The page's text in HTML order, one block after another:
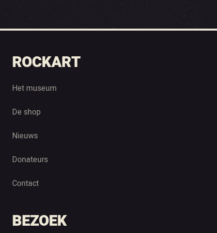
ROCKART
Het museum
De shop
Nieuws
Donateurs
Contact
BEZOEK